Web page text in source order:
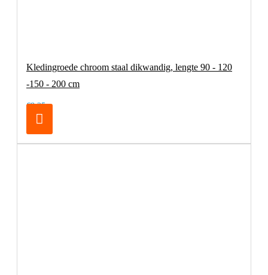
Kledingroede chroom staal dikwandig, lengte 90 - 120
-150 - 200 cm
€8,25